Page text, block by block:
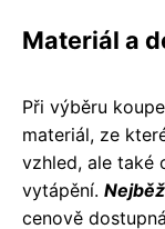
Materiál a
Při výběru
materiál, ze
vzhled, ale také
vytápění.
cenově